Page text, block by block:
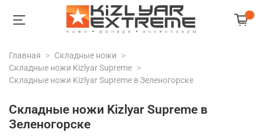
Главная
Складные ножи
Складные ножи Kizlyar Supreme
Складные ножи Kizlyar Supreme в Зеленогорске
Складные ножи Kizlyar Supreme в
Зеленогорске